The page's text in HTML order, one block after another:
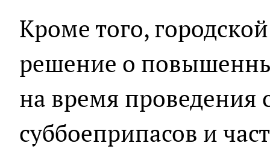
Кроме того,
решение о
на время проведения
суббоеприпасов и